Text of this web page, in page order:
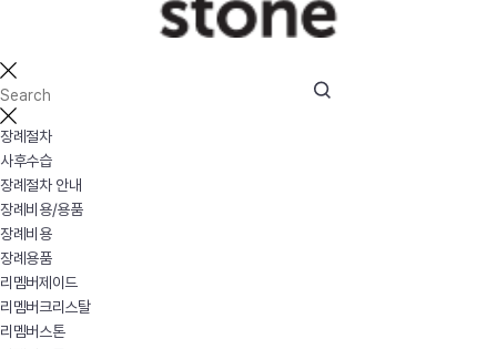
장례절차
사후수습
장례절차 안내
장례비용/용품
장례비용
장례용품
리멤버제이드
리멤버크리스탈
리멤버스톤